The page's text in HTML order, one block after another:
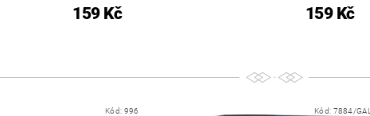
159 Kč 159 Kč
Kód: 996 Kód: 7884/GAL